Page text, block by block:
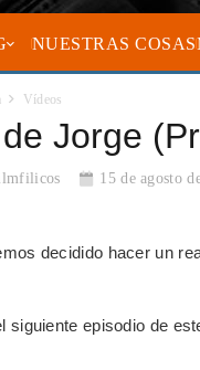
NUESTRAS COSAS
Vídeos
Jorge
15 de agosto
decidido hacer un
siguiente episodio de